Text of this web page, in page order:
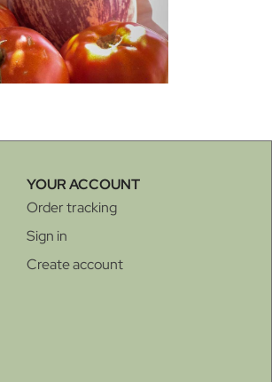
YOUR ACCOUNT
Order tracking
Sign in
Create account